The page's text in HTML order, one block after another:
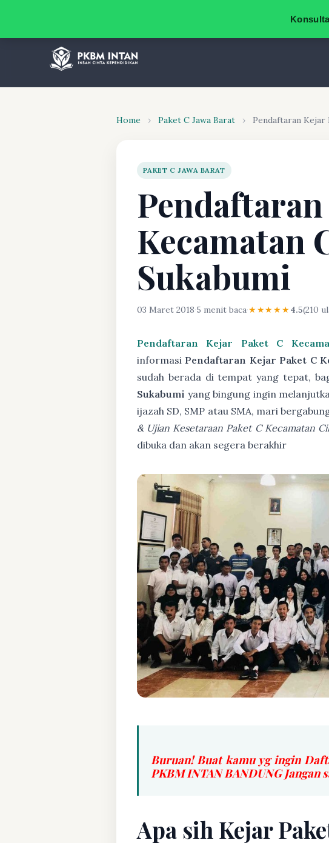
Home › Paket C Jawa Barat › Pendaftaran Kejar
PAKET C JAWA BARAT
Kecamatan
Sukabumi
03 Maret 2018·5 menit baca·★★★★★4.5(210
Pendaftaran Kejar Paket C
informasi Pendaftaran Kejar Paket C
sudah berada di tempat yang tepat,
Sukabumi yang bingung ingin
ijazah SD, SMP atau SMA, mari
& Ujian Kesetaraan Paket C Kecamatan
dibuka dan akan segera berakhir
Buruan! Buat kamu yg ingin
PKBM INTAN BANDUNG Jangan
Apa sih Kejar